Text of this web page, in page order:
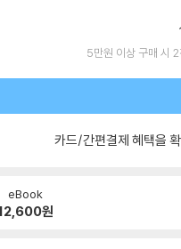
5만원 이상 구매 시
카드/간편결제 혜택을
eBook
원